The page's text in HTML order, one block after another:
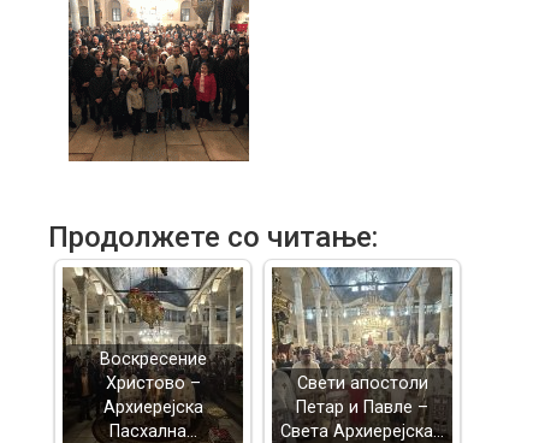
Продолжете со читање:
Воскресение
Христово –
Архиерејска
Пасхална…
Свети апостоли
Петар и Павле –
Света Архиерејска…